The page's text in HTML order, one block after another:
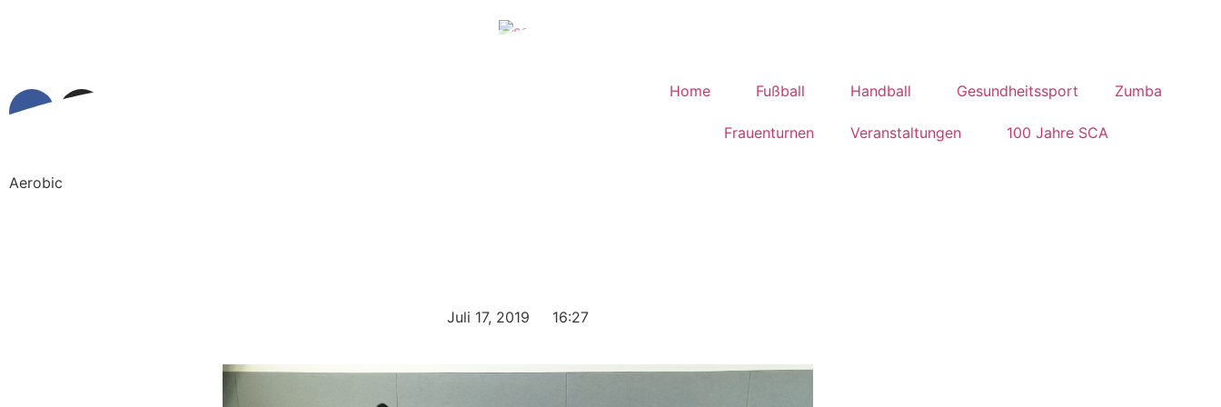
Home Fußball Handball Gesundheitssport Zumba
Frauenturnen Veranstaltungen 100 Jahre SCA
Aerobic
Juli 17, 2019 16:27